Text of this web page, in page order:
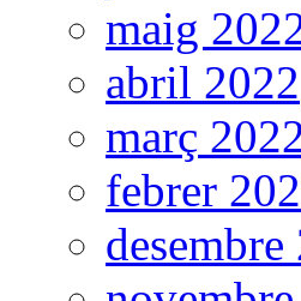
maig
abril 2022
març
febrer
desembre